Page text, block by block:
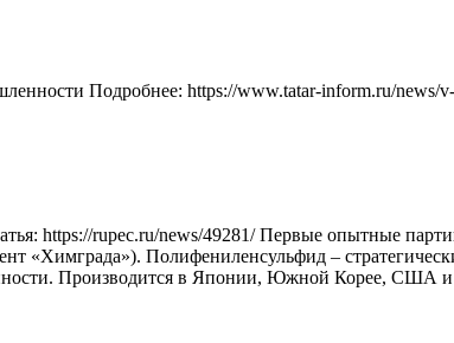
Подробнее: https://www.tatar-inform.ru/news/
https://rupec.ru/news/49281/ Первые опытные
«Химграда»). Полифениленсульфид –
Производится в Японии, Южной Корее, США и